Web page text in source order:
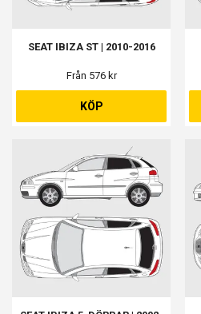
SEAT IBIZA ST | 2010-2016
Från 576 kr
KÖP